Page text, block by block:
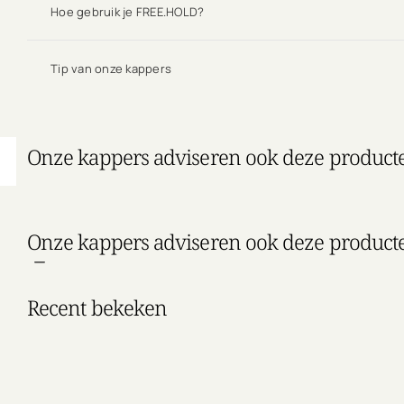
Hoe gebruik je FREE.HOLD?
Tip van onze kappers
Onze kappers adviseren ook deze
Onze kappers adviseren ook deze
Recent bekeken